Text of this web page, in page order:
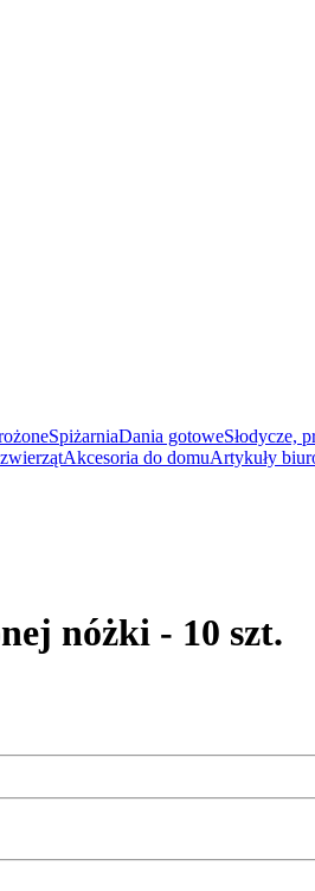
SpiżarniaDania gotoweSłodycze,
Akcesoria do domuArtykuły
nóżki - 10 szt.